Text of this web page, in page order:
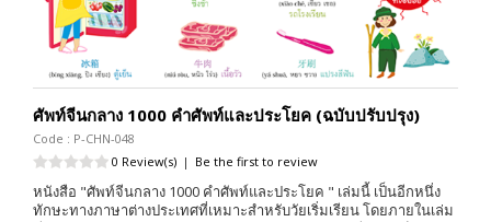
ศัพท์จีนกลาง 1000 คำศัพท์และประโยค (ฉบับปรับปรุง)
Code : P-CHN-048
0 Review(s) | Be the first to review
หนังสือ "ศัพท์จีนกลาง 1000 คำศัพท์และประโยค " เล่มนี้ เป็นอีกหนึ่ง
ทักษะทางภาษาต่างประเทศที่เหมาะสำหรับวัยเริ่มเรียน โดยภายในเล่ม